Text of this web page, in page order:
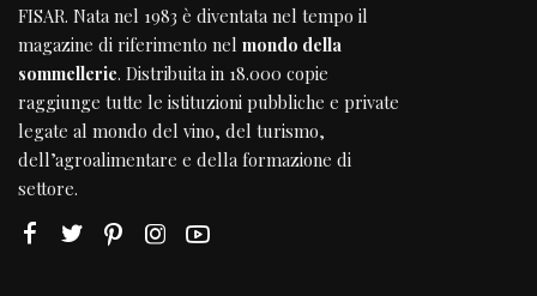
FISAR. Nata nel 1983 è diventata nel tempo il
magazine di riferimento nel mondo della
sommellerie. Distribuita in 18.000 copie
raggiunge tutte le istituzioni pubbliche e private
legate al mondo del vino, del turismo,
dell’agroalimentare e della formazione di
settore.